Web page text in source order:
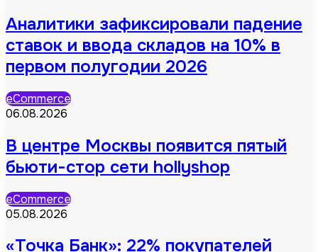
Аналитики зафиксировали падение
ставок и ввода складов на 10% в
первом полугодии 2026
eCommerce
06.08.2026
В центре Москвы появится пятый
бьюти-стор сети hollyshop
eCommerce
05.08.2026
«Точка Банк»: 22% покупателей